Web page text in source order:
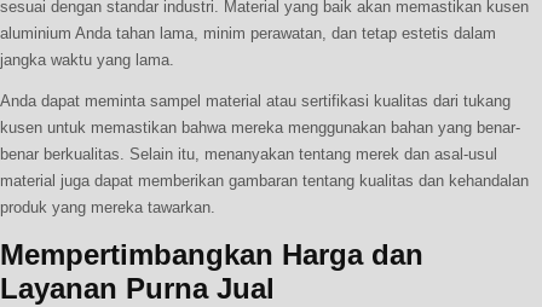
sesuai dengan standar industri. Material yang baik akan memastikan kusen
aluminium Anda tahan lama, minim perawatan, dan tetap estetis dalam
jangka waktu yang lama.
Anda dapat meminta sampel material atau sertifikasi kualitas dari tukang
kusen untuk memastikan bahwa mereka menggunakan bahan yang benar-
benar berkualitas. Selain itu, menanyakan tentang merek dan asal-usul
material juga dapat memberikan gambaran tentang kualitas dan kehandalan
produk yang mereka tawarkan.
Mempertimbangkan Harga dan
Layanan Purna Jual